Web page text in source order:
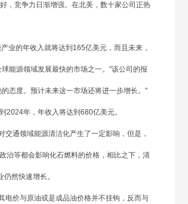
竞争力日渐增强。在北美，数十家公司正热
的年收入就将达到165亿美元，而且未来，
能源领域发展最快的市场之一。"该公司的报
态度。预计未来这一市场还将进一步增长。"
年，年收入将达到680亿美元。
通领域能源清洁化产生了一定影响，但是，
治等都会影响化石燃料的价格，相比之下，清
然快速增长。
价与原油或是成品油价格并不挂钩，反而与